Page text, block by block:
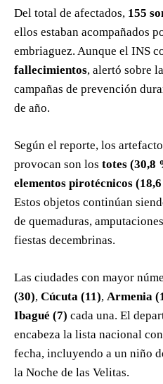
Del total de afectados, 155
ellos estaban acompañados
embriaguez. Aunque el INS
fallecimientos, alertó sobre
campañas de prevención
de año.
Según el reporte, los
provocan son los totes (30,8
elementos pirotécnicos
Estos objetos continúan
de quemaduras,
fiestas decembrinas.
Las ciudades con mayor
(30), Cúcuta (11), Armenia
Ibagué (7) cada una. El
encabeza la lista nacional
fecha, incluyendo a un niño
la Noche de las Velitas.